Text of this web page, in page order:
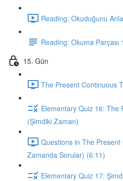
Reading: Okuduğunu
Reading: Okuma Parçası 1
15. Gün
The Present Continuous
Elementary Quiz 16: The
(Şimdiki Zaman)
Questions in The
Zamanda Sorular) (6:11)
Elementary Quiz 17: